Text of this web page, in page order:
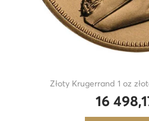
Złoty Krugerrand 1 oz
16